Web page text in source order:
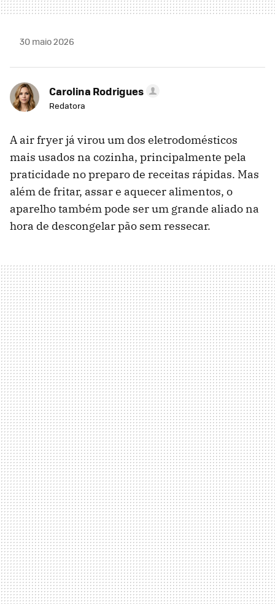
30 maio 2026
Carolina Rodrigues
Redatora
A air fryer já virou um dos eletrodomésticos
mais usados na cozinha, principalmente pela
praticidade no preparo de receitas rápidas. Mas
além de fritar, assar e aquecer alimentos, o
aparelho também pode ser um grande aliado na
hora de descongelar pão sem ressecar.